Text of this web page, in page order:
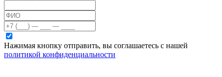
Нажимая кнопку отправить, вы соглашаетесь с нашей
политикой конфиденциальности